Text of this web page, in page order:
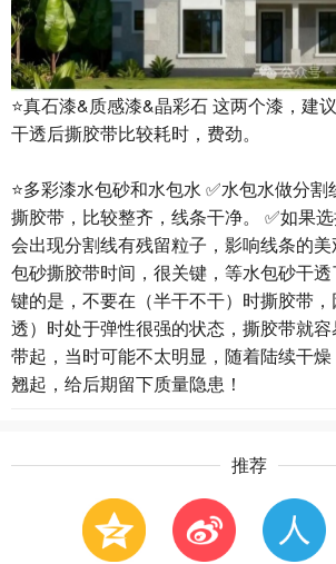
⭐️真石漆&质感漆&晶彩石 这两个漆，建
干透后撕胶带比较耗时，费劲。
⭐️多彩漆水包砂和水包水 ✅水包水做分
撕胶带，比较整齐，线条干净。 ✅如果
会出现分割线有残留粒子，影响线条的
包砂撕胶带时间，很关键，等水包砂干
键的是，不要在（半干不干）时撕胶带
透）时处于弹性很强的状态，撕胶带就
带起，当时可能不太明显，随着陆续干燥
翘起，给后期留下质量隐患！
推荐